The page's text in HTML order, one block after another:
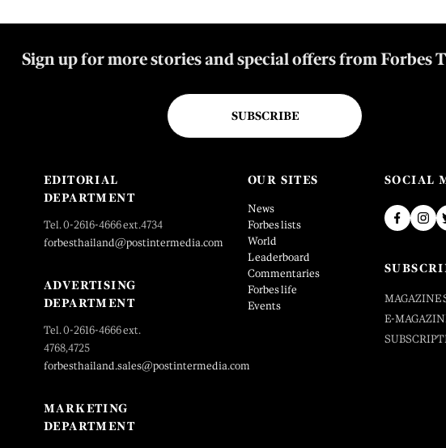
Sign up for more stories and special offers from Forbes
SUBSCRIBE
EDITORIAL
DEPARTMENT
Tel. 0-2616-4666 ext.4734
forbesthailand@postintermedia.com
ADVERTISING
DEPARTMENT
Tel. 0-2616-4666 ext.
4768,4725
forbesthailand.sales@postintermedia.com
MARKETING
DEPARTMENT
OUR SITES
News
Forbes lists
World
Leaderboard
Commentaries
Forbes life
Events
SOCIAL
MAGAZINE
E-